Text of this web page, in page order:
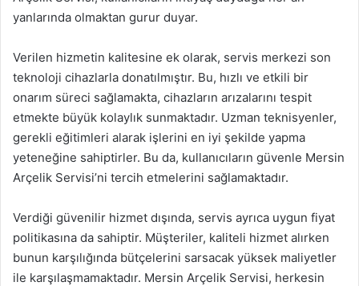
yanlarında olmaktan gurur duyar.
Verilen hizmetin kalitesine ek olarak, servis merkezi son
teknoloji cihazlarla donatılmıştır. Bu, hızlı ve etkili bir
onarım süreci sağlamakta, cihazların arızalarını tespit
etmekte büyük kolaylık sunmaktadır. Uzman teknisyenler,
gerekli eğitimleri alarak işlerini en iyi şekilde yapma
yeteneğine sahiptirler. Bu da, kullanıcıların güvenle Mersin
Arçelik Servisi’ni tercih etmelerini sağlamaktadır.
Verdiği güvenilir hizmet dışında, servis ayrıca uygun fiyat
politikasına da sahiptir. Müşteriler, kaliteli hizmet alırken
bunun karşılığında bütçelerini sarsacak yüksek maliyetler
ile karşılaşmamaktadır. Mersin Arçelik Servisi, herkesin